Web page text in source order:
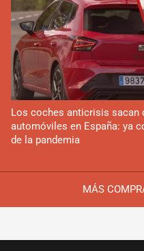
MÁS
Los coches anticrisis sacan
automóviles en España: ya
de la pandemia